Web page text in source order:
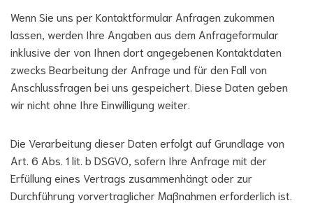
Wenn Sie uns per Kontaktformular Anfragen zukommen
lassen, werden Ihre Angaben aus dem Anfrageformular
inklusive der von Ihnen dort angegebenen Kontaktdaten
zwecks Bearbeitung der Anfrage und für den Fall von
Anschlussfragen bei uns gespeichert. Diese Daten geben
wir nicht ohne Ihre Einwilligung weiter.
Die Verarbeitung dieser Daten erfolgt auf Grundlage von
Art. 6 Abs. 1 lit. b DSGVO, sofern Ihre Anfrage mit der
Erfüllung eines Vertrags zusammenhängt oder zur
Durchführung vorvertraglicher Maßnahmen erforderlich ist.